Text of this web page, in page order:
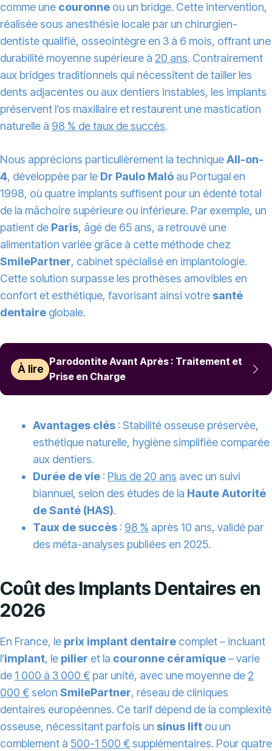
comme une couronne ou un bridge. Cette intervention,
réalisée sous anesthésie locale par un chirurgien-
dentiste qualifié, osseointègre en 3 à 6 mois, offrant une
durabilité moyenne supérieure à 20 ans. Contrairement
aux bridges traditionnels qui nécessitent de tailler les
dents adjacentes ou aux dentiers instables, les implants
préservent l’os maxillaire et restaurent une mastication
naturelle à 98 % de taux de succès.
Nous apprécions particulièrement la techniqueAll-on-
4, développée par le Dr Paulo Maló au Portugal en
1998, où quatre implants suffisent pour un édenté total
de la mâchoire supérieure ou inférieure. Par exemple, un
patient de Paris, âgé de 65 ans, a retrouvé une
alimentation variée grâce à cette méthode chez
SmilePartner, cabinet spécialisé en implantologie.
Cette solution surpasse les prothèses amovibles en
confort et esthétique, favorisant ainsi votre santé
dentaire globale.
À lire
Parodontite Avant Après : Traitement et
Prise en Charge
Avantages clés : Stabilité osseuse préservée,
esthétique naturelle, hygiène simplifiée comparée
aux dentiers.
Durée de vie : Plus de 20 ans avec un suivi
biannuel, selon des études de la Haute Autorité
de Santé (HAS).
Taux de succès : 98 % après 10 ans, validé par
des méta-analyses publiées en 2025.
Coût des Implants Dentaires en
2026
En France, le prix implant dentaire complet – incluant
l’implant, le pilier et la couronne céramique– varie
de1 000 à 3 000 € par unité, avec une moyenne de 2
000 € selon SmilePartner, réseau de cliniques
dentaires européennes. Ce tarif dépend de la complexité
osseuse, nécessitant parfois un sinus lift ou un
comblement à 500-1 500 € supplémentaires. Pour quatre